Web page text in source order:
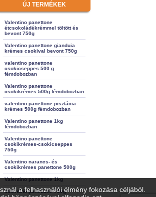
a felhasználói élmény fokozása céljából.
ÚJ TERMÉKEK
Valentino panettone
étcsokoládékrémmel töltött és
bevont 750g
Valentino panettone gianduia
krémes csokival bevont 750g
valentino panettone
csokicseppes 500 g
fémdobozban
Valentino panettone
csokikrémes 500g fémdobozban
valentino panettone pisztácia
krémes 500g fémdobozban
Valentino panettone 1kg
fémdobozban
Valentino panettone
csokikrémes-csokicseppes
750g
Valentino narancs- és
csokikrémes panettone 500g
Valentino panettone 1kg
Valentino panettone 750g